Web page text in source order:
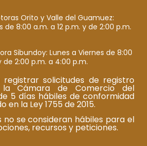
Orito y Valle del Guamuez:
de 8:00 a.m. a 12 p.m. y de 2:00 p.m.
Sibundoy: Lunes a Viernes de 8:00
de 2:00 p.m. a 4:00 p.m.
solicitudes de registro
Cámara de Comercio del
5 días hábiles de conformidad
en la Ley 1755 de 2015.
no se consideran hábiles para el
recursos y peticiones.